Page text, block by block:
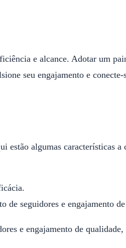
e alcance. Adotar um
seu engajamento e conecte-
estão algumas características a
seguidores e engajamento
e engajamento de qualidade,